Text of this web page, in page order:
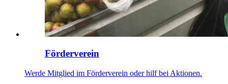
Förderverein
Werde Mitglied im Förderverein oder hilf bei Aktionen.